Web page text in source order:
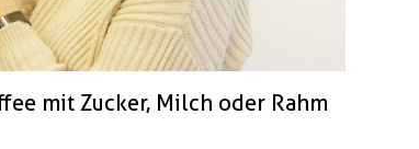
mit Zucker, Milch oder Rahm